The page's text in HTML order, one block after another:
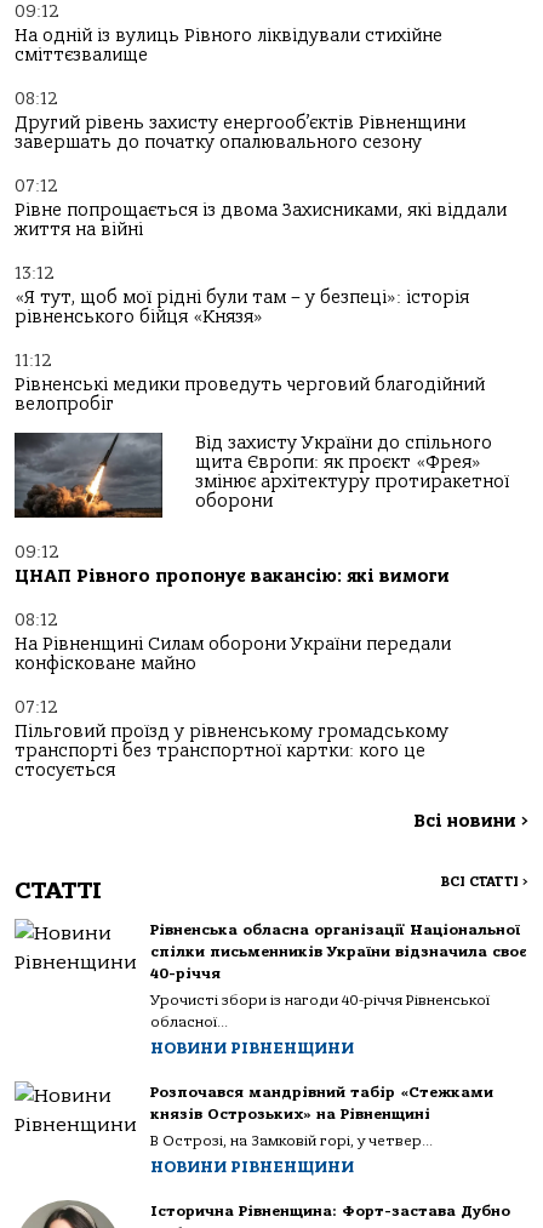
09:12
На одній із вулиць Рівного ліквідували стихійне
сміттєзвалище
08:12
Другий рівень захисту енергооб’єктів Рівненщини
завершать до початку опалювального сезону
07:12
Рівне попрощається із двома Захисниками, які віддали
життя на війні
13:12
«Я тут, щоб мої рідні були там – у безпеці»: історія
рівненського бійця «Князя»
11:12
Рівненські медики проведуть черговий благодійний
велопробіг
Від захисту України до спільного
щита Європи: як проєкт «Фрея»
змінює архітектуру протиракетної
оборони
09:12
ЦНАП Рівного пропонує вакансію: які вимоги
08:12
На Рівненщині Силам оборони України передали
конфісковане майно
07:12
Пільговий проїзд у рівненському громадському
транспорті без транспортної картки: кого це
стосується
Всі новини >
СТАТТІ ВСІ СТАТТІ >
Рівненська обласна організації Національної
спілки письменників України відзначила своє
40-річчя
Урочисті збори із нагоди 40-річчя Рівненської
обласної...
НОВИНИ РІВНЕНЩИНИ
Розпочався мандрівний табір «Стежками
князів Острозьких» на Рівненщині
В Острозі, на Замковій горі, у четвер...
НОВИНИ РІВНЕНЩИНИ
Історична Рівненщина: Форт-застава Дубно